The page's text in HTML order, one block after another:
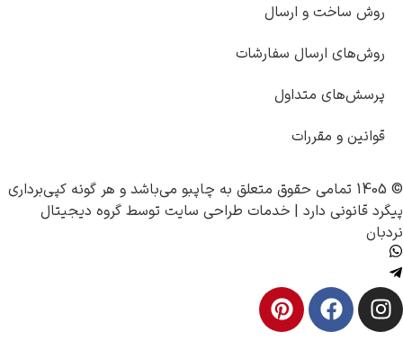
ساخت و ارسال
ارسال سفارشات
متداول
و مقررات
چاپبو می‌باشد و هر گونه کپی‌برداری
دارد | خدمات طراحی سایتتوسطگروه دیجیتال